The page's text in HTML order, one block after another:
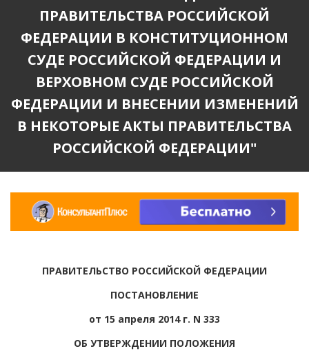
ПРАВИТЕЛЬСТВА РОССИЙСКОЙ
ФЕДЕРАЦИИ В КОНСТИТУЦИОННОМ
СУДЕ РОССИЙСКОЙ ФЕДЕРАЦИИ И
ВЕРХОВНОМ СУДЕ РОССИЙСКОЙ
ФЕДЕРАЦИИ И ВНЕСЕНИИ ИЗМЕНЕНИЙ
В НЕКОТОРЫЕ АКТЫ ПРАВИТЕЛЬСТВА
РОССИЙСКОЙ ФЕДЕРАЦИИ"
ПРАВИТЕЛЬСТВО РОССИЙСКОЙ ФЕДЕРАЦИИ
ПОСТАНОВЛЕНИЕ
от 15 апреля 2014 г. N 333
ОБ УТВЕРЖДЕНИИ ПОЛОЖЕНИЯ